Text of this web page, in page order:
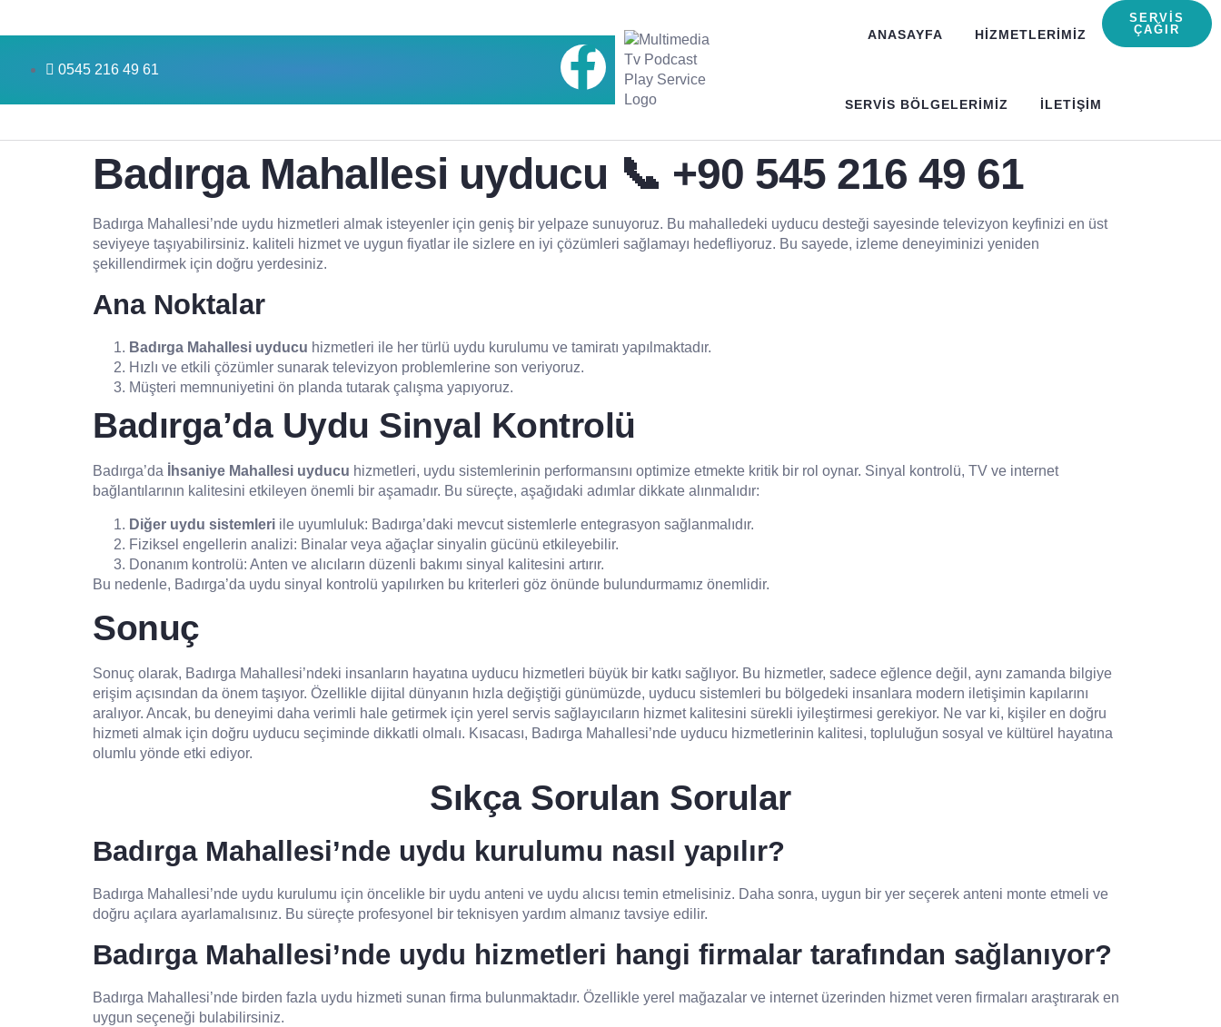
0545 216 49 61
ANASAYFA HIZMETLERIMIZ
SERVIS BÖLGELERIMIZ ILETIŞIM
SERVIS
ÇAĞIR
Badırga Mahallesi uyducu 📞 +90 545 216 49 61
Badırga Mahallesi’nde uydu hizmetleri almak isteyenler için geniş bir yelpaze sunuyoruz. Bu mahalledeki uyducu desteği sayesinde televizyon keyfinizi en üst
seviyeye taşıyabilirsiniz. kaliteli hizmet ve uygun fiyatlar ile sizlere en iyi çözümleri sağlamayı hedefliyoruz. Bu sayede, izleme deneyiminizi yeniden
şekillendirmek için doğru yerdesiniz.
Ana Noktalar
Badırga Mahallesi uyducu hizmetleri ile her türlü uydu kurulumu ve tamiratı yapılmaktadır.
Hızlı ve etkili çözümler sunarak televizyon problemlerine son veriyoruz.
Müşteri memnuniyetini ön planda tutarak çalışma yapıyoruz.
Badırga’da Uydu Sinyal Kontrolü
Badırga’da İhsaniye Mahallesi uyducu hizmetleri, uydu sistemlerinin performansını optimize etmekte kritik bir rol oynar. Sinyal kontrolü, TV ve internet
bağlantılarının kalitesini etkileyen önemli bir aşamadır. Bu süreçte, aşağıdaki adımlar dikkate alınmalıdır:
Diğer uydu sistemleri ile uyumluluk: Badırga’daki mevcut sistemlerle entegrasyon sağlanmalıdır.
Fiziksel engellerin analizi: Binalar veya ağaçlar sinyalin gücünü etkileyebilir.
Donanım kontrolü: Anten ve alıcıların düzenli bakımı sinyal kalitesini artırır.
Bu nedenle, Badırga’da uydu sinyal kontrolü yapılırken bu kriterleri göz önünde bulundurmamız önemlidir.
Sonuç
Sonuç olarak, Badırga Mahallesi’ndeki insanların hayatına uyducu hizmetleri büyük bir katkı sağlıyor. Bu hizmetler, sadece eğlence değil, aynı zamanda bilgiye
erişim açısından da önem taşıyor. Özellikle dijital dünyanın hızla değiştiği günümüzde, uyducu sistemleri bu bölgedeki insanlara modern iletişimin kapılarını
aralıyor. Ancak, bu deneyimi daha verimli hale getirmek için yerel servis sağlayıcıların hizmet kalitesini sürekli iyileştirmesi gerekiyor. Ne var ki, kişiler en doğru
hizmeti almak için doğru uyducu seçiminde dikkatli olmalı. Kısacası, Badırga Mahallesi’nde uyducu hizmetlerinin kalitesi, topluluğun sosyal ve kültürel hayatına
olumlu yönde etki ediyor.
Sıkça Sorulan Sorular
Badırga Mahallesi’nde uydu kurulumu nasıl yapılır?
Badırga Mahallesi’nde uydu kurulumu için öncelikle bir uydu anteni ve uydu alıcısı temin etmelisiniz. Daha sonra, uygun bir yer seçerek anteni monte etmeli ve
doğru açılara ayarlamalısınız. Bu süreçte profesyonel bir teknisyen yardım almanız tavsiye edilir.
Badırga Mahallesi’nde uydu hizmetleri hangi firmalar tarafından sağlanıyor?
Badırga Mahallesi’nde birden fazla uydu hizmeti sunan firma bulunmaktadır. Özellikle yerel mağazalar ve internet üzerinden hizmet veren firmaları araştırarak en
uygun seçeneği bulabilirsiniz.